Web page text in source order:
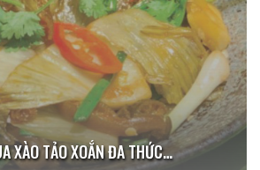
XÀO TẢO XOẮN ĐA THỨC…